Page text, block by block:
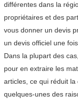
différentes dans la
propriétaires et des
vous donner un devis
un devis officiel une
Dans la plupart des
pour en extraire les
articles, ce qui réduit
quelques-unes des